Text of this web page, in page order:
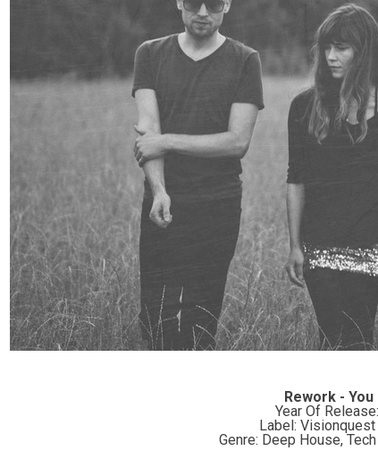
Rework - You
Year Of
Label:
Genre: Deep House,